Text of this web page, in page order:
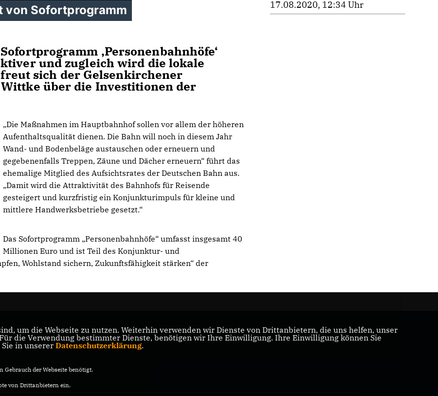
von Sofortprogramm
‚Personenbahnhöfe‘
und zugleich wird die lokale
sich der Gelsenkirchener
über die Investitionen der
Die Maßnahmen im Hauptbahnhof sollen vor allem der höheren
Aufenthaltsqualität dienen. Die Bahn will noch in diesem Jahr
Wand- und Bodenbeläge austauschen oder erneuern und
gegebenenfalls Treppen, Zäune und Dächer erneuern“ führt das
ehemalige Mitglied des Aufsichtsrates der Deutschen Bahn aus.
Damit wird die Attraktivität des Bahnhofs für Reisende
gesteigert und kurzfristig ein Konjunkturimpuls für kleine und
mittlere Handwerksbetriebe gesetzt.“
Das Sofortprogramm „Personenbahnhöfe“ umfasst insgesamt 40
Millionen Euro und ist Teil des Konjunktur- und
Wohlstand sichern, Zukunftsfähigkeit stärken“ der
17.08.2020, 12:34 Uhr
um die Webseite zu nutzen. Weiterhin verwenden wir Dienste von Drittanbietern, die uns helfen, unser
die Verwendung bestimmter Dienste, benötigen wir Ihre Einwilligung. Ihre Einwilligung können Sie
in unserer Datenschutzerklärung.
der Webseite benötigt.
von Drittanbietern ein.